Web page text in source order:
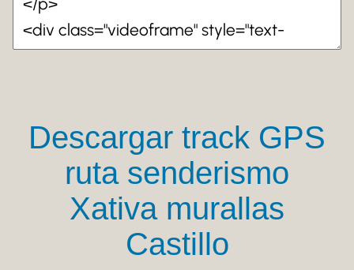
Descargar track GPS
ruta senderismo
Xativa murallas
Castillo